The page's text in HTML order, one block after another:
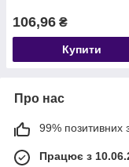
106,96 ₴
Купити
Про нас
99% позитивних з
Працює з